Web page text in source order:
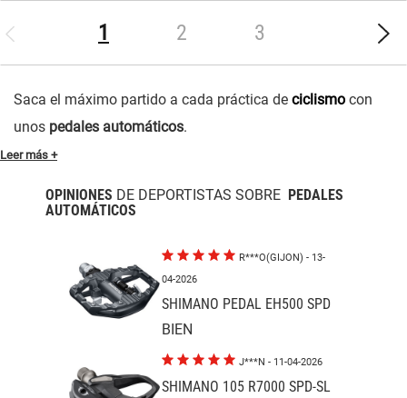
1 (current)2 3
Saca el máximo partido a cada práctica de ciclismo con
unos pedales automáticos.
Leer más +
OPINIONES DE DEPORTISTAS SOBRE PEDALES
AUTOMÁTICOS
R***O(GIJON) - 13-
04-2026
SHIMANO PEDAL EH500 SPD
BIEN
J***N - 11-04-2026
SHIMANO 105 R7000 SPD-SL